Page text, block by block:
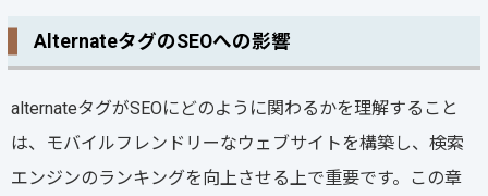
AlternateタグのSEOへの影響
alternateタグがSEOにどのように関わるかを理解すること
は、モバイルフレンドリーなウェブサイトを構築し、検索
エンジンのランキングを向上させる上で重要です。この章